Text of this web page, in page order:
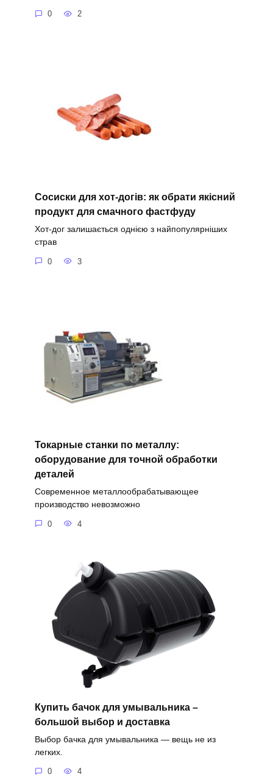
0 2
Сосиски для хот-догів: як обрати якісний
продукт для смачного фастфуду
Хот-дог залишається однією з найпопулярніших
страв
0 3
Токарные станки по металлу:
оборудование для точной обработки
деталей
Современное металлообрабатывающее
производство невозможно
0 4
Купить бачок для умывальника –
большой выбор и доставка
Выбор бачка для умывальника — вещь не из
легких.
0 4